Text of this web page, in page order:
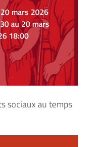
mars 2026
au 20 mars
18:00
sociaux au temps